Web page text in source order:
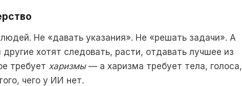
Не «давать указания». Не «решать задачи». А
хотят следовать, расти, отдавать лучшее из
требует харизмы— а харизма требует тела, голоса,
чего у ИИ нет.